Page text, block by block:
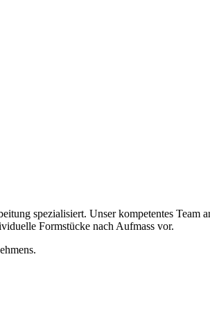
spezialisiert. Unser kompetentes
Formstücke nach Aufmass vor.